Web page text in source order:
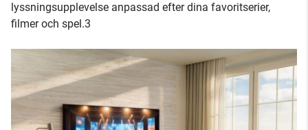
lyssningsupplevelse anpassad efter dina favoritserier,
filmer och spel.3